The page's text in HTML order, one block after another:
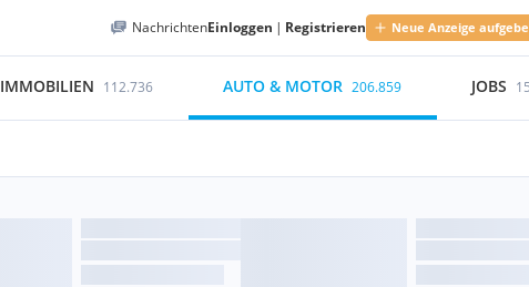
NachrichtenEinloggen | Registrieren Neue Anzeige
IMMOBILIEN 112.736 AUTO & MOTOR 206.859 JOBS